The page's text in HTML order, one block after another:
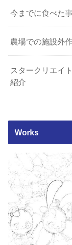
今までに食べた
農場での施設外
スタークリエイ
紹介
Works